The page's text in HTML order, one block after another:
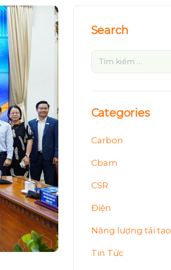
Search
Categories
Carbon
Cbam
CSR
Điện
Năng lượng tái tạo
Tin Tức